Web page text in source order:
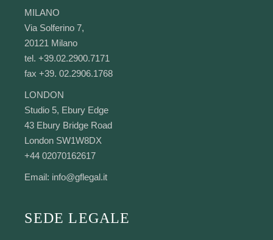
MILANO
Via Solferino 7,
20121 Milano
tel. +39.02.2900.7171
fax +39. 02.2906.1768
LONDON
Studio 5, Ebury Edge
43 Ebury Bridge Road
London SW1W8DX
+44 02070162617
Email: info@gflegal.it
SEDE LEGALE